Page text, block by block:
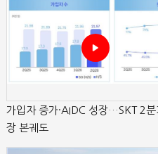
가입자 증가·AIDC 성장…SKT 2분
장 본궤도